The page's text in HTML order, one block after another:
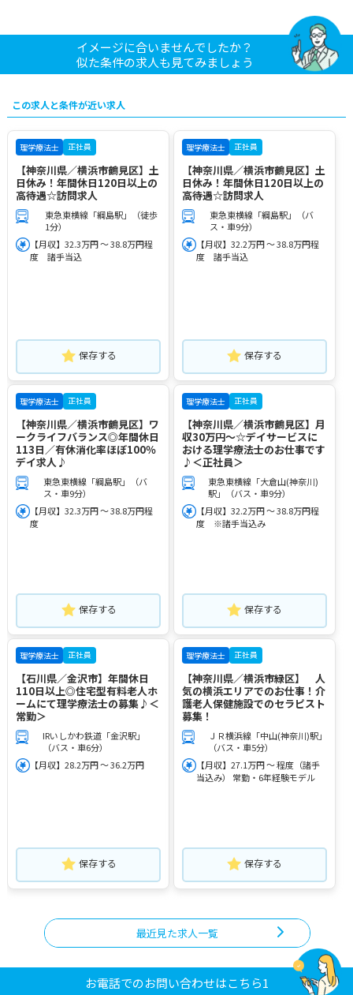
イメージに合いませんでしたか？
似た条件の求人も見てみましょう
この求人と条件が近い求人
理学療法士 正社員
【神奈川県／横浜市鶴見区】土
日休み！年間休日120日以上の
高待遇☆訪問求人
東急東横線「綱島駅」（徒歩
1分）
【月収】32.3万円 ～ 38.8万円程
度 諸手当込
保存する
理学療法士 正社員
【神奈川県／横浜市鶴見区】土
日休み！年間休日120日以上の
高待遇☆訪問求人
東急東横線「綱島駅」（バ
ス・車9分）
【月収】32.2万円 ～ 38.8万円程
度 諸手当込
保存する
理学療法士 正社員
【神奈川県／横浜市鶴見区】ワ
ークライフバランス◎年間休日
113日／有休消化率ほぼ100％
デイ求人♪
東急東横線「綱島駅」（バ
ス・車9分）
【月収】32.3万円 ～ 38.8万円程
度
保存する
理学療法士 正社員
【神奈川県／横浜市鶴見区】月
収30万円～☆デイサービスに
おける理学療法士のお仕事です
♪＜正社員＞
東急東横線「大倉山(神奈川)
駅」（バス・車9分）
【月収】32.2万円 ～ 38.8万円程
度 ※諸手当込み
保存する
理学療法士 正社員
【石川県／金沢市】年間休日
110日以上◎住宅型有料老人ホ
ームにて理学療法士の募集♪＜
常勤＞
IRいしかわ鉄道「金沢駅」
（バス・車6分）
【月収】28.2万円 ～ 36.2万円
保存する
理学療法士 正社員
【神奈川県／横浜市緑区】 人
気の横浜エリアでのお仕事！介
護老人保健施設でのセラピスト
募集！
ＪＲ横浜線「中山(神奈川)駅」
（バス・車5分）
【月収】27.1万円 ～ 程度（諸手
当込み） 常勤・6年経験モデル
保存する
最近見た求人一覧
お電話でのお問い合わせはこちら1